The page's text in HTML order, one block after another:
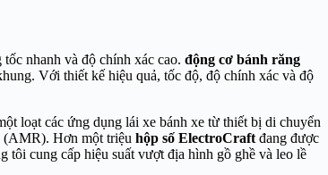
nhanh và độ chính xác cao. động cơ bánh răng
Với thiết kế hiệu quả, tốc độ, độ chính xác và độ
loạt các ứng dụng lái xe bánh xe từ thiết bị di chuyển
(AMR). Hơn một triệu hộp số ElectroCraft đang được
tôi cung cấp hiệu suất vượt địa hình gồ ghề và leo lề